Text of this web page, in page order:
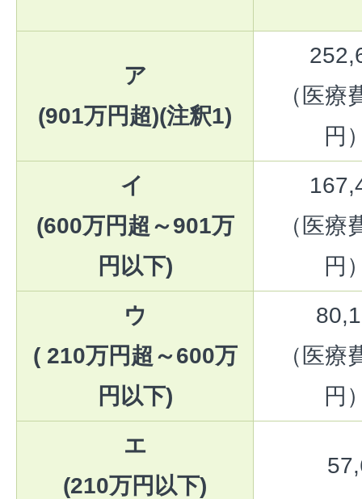
ア
(901万円超)(注釈1)
（医療
円
イ
(600万円超～901万
円以下)
（医療
円
ウ
( 210万円超～600万
円以下)
（医療
円
エ
(210万円以下)